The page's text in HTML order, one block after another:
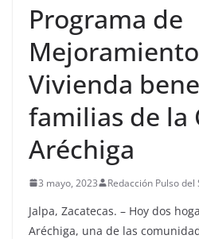
Programa de
Vivienda
familias de la
Aréchiga
3 mayo, 2023 Redacción Pulso del
Jalpa, Zacatecas. – Hoy dos
Aréchiga, una de las